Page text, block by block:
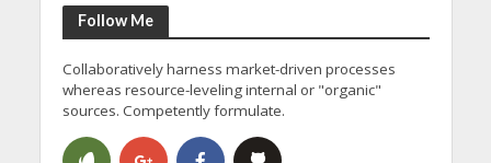
Follow Me
Collaboratively harness market-driven processes
whereas resource-leveling internal or "organic"
sources. Competently formulate.